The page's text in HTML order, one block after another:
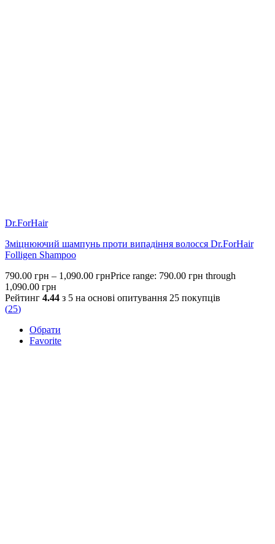
Dr.ForHair
Зміцнюючий шампунь проти випадіння волосся Dr.ForHair
Folligen Shampoo
790.00 грн – 1,090.00 грнPrice range: 790.00 грн through
1,090.00 грн
Рейтинг 4.44 з 5 на основі опитування 25 покупців
(25)
Обрати
Favorite